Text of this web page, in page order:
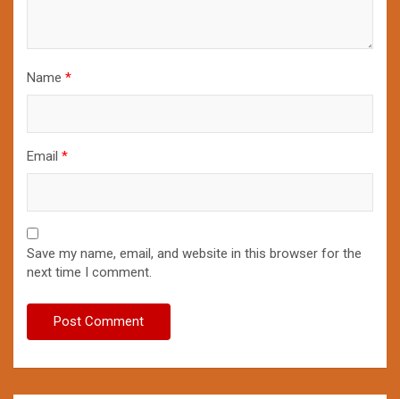
Name *
Email *
Save my name, email, and website in this browser for the
next time I comment.